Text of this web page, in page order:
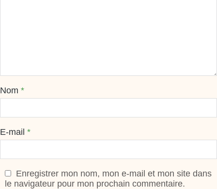
Nom *
E-mail *
Enregistrer mon nom, mon e-mail et mon site dans
le navigateur pour mon prochain commentaire.